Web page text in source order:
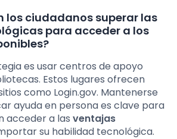
los ciudadanos superar las
para acceder a los
es usar centros de apoyo
Estos lugares ofrecen
como Login.gov. Mantenerse
ayuda en persona es clave para
acceder a las ventajas
su habilidad tecnológica.